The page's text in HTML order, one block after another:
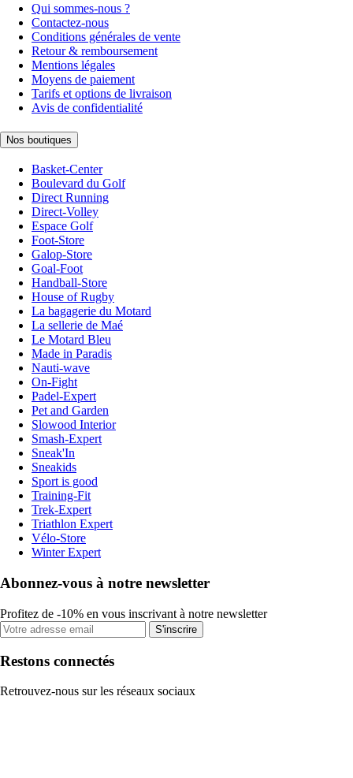
Qui sommes-nous ?
Contactez-nous
Conditions générales de vente
Retour & remboursement
Mentions légales
Moyens de paiement
Tarifs et options de livraison
Avis de confidentialité
Nos boutiques
Basket-Center
Boulevard du Golf
Direct Running
Direct-Volley
Espace Golf
Foot-Store
Galop-Store
Goal-Foot
Handball-Store
House of Rugby
La bagagerie du Motard
La sellerie de Maé
Le Motard Bleu
Made in Paradis
Nauti-wave
On-Fight
Padel-Expert
Pet and Garden
Slowood Interior
Smash-Expert
Sneak'In
Sneakids
Sport is good
Training-Fit
Trek-Expert
Triathlon Expert
Vélo-Store
Winter Expert
Abonnez-vous à notre newsletter
Profitez de -10% en vous inscrivant à notre newsletter
S'inscrire
Restons connectés
Retrouvez-nous sur les réseaux sociaux